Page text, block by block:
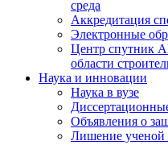
среда
Аккредитация
Электронные
Центр спутник
области
Наука и инновации
Наука в вузе
Объявления о
Лишение ученой